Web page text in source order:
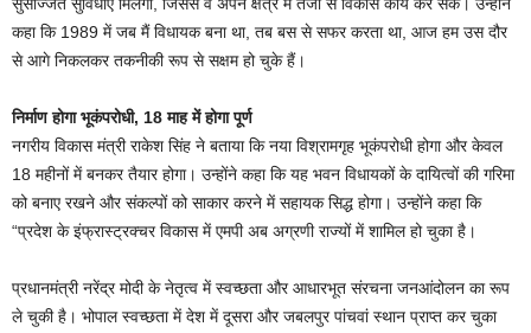
कहा कि 1989 में जब मैं विधायक बना था, तब बस से सफर करता था, आज हम उस दौर
से आगे निकलकर तकनीकी रूप से सक्षम हो चुके हैं।
निर्माण होगा भूकंपरोधी, 18 माह में होगा पूर्ण
नगरीय विकास मंत्री राकेश सिंह ने बताया कि नया विश्रामगृह भूकंपरोधी होगा और केवल
18 महीनों में बनकर तैयार होगा। उन्होंने कहा कि यह भवन विधायकों के दायित्वों की गरिमा
को बनाए रखने और संकल्पों को साकार करने में सहायक सिद्ध होगा। उन्होंने कहा कि
“प्रदेश के इंफ्रास्ट्रक्चर विकास में एमपी अब अग्रणी राज्यों में शामिल हो चुका है।
प्रधानमंत्री नरेंद्र मोदी के नेतृत्व में स्वच्छता और आधारभूत संरचना जनआंदोलन का रूप
ले चुकी है। भोपाल स्वच्छता में देश में दूसरा और जबलपुर पांचवां स्थान प्राप्त कर चुका